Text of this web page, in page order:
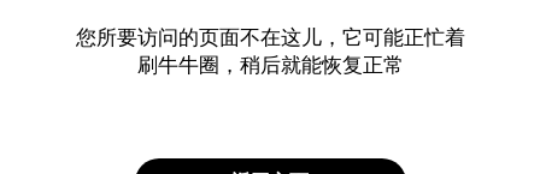
您所要访问的页面不在这儿，它可能正忙着
刷牛牛圈，稍后就能恢复正常